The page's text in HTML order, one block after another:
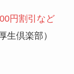
円割引など
生倶楽部）